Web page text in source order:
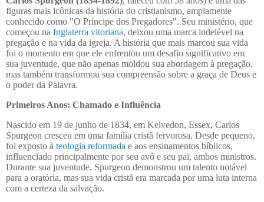
figuras mais icônicas da história do cristianismo, amplamente
conhecido como "O Príncipe dos Pregadores". Seu ministério, que
começou na Inglaterra vitoriana, deixou uma marca indelével na
pregação e na vida da igreja. A história que mais marcou sua vida
foi o momento em que ele enfrentou um desafio significativo em
sua juventude, que não apenas moldou sua abordagem à pregação,
mas também transformou sua compreensão sobre a graça de Deus e
o poder da Palavra.
Primeiros Anos: Chamado e Influência
Nascido em 19 de junho de 1834, em Kelvedon, Essex, Carlos
Spurgeon cresceu em uma família cristã fervorosa. Desde pequeno,
foi exposto à teologia reformada e aos ensinamentos bíblicos,
influenciado principalmente por seu avô e seu pai, ambos ministros.
Durante sua juventude, Spurgeon demonstrou um talento notável
para a oratória, mas sua vida cristã era marcada por uma luta interna
com a certeza da salvação.